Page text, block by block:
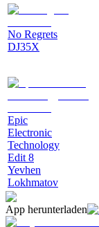
No Regrets
DJ35X
Epic
Electronic
Technology
Edit 8
Yevhen
Lokhmatov
App herunterladen